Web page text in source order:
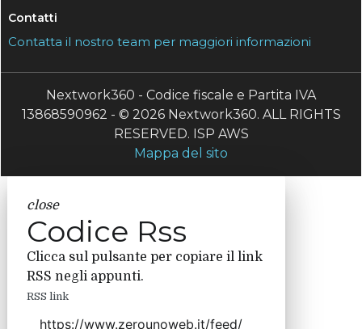
Contatti
Contatta il nostro team per maggiori informazioni
Nextwork360 - Codice fiscale e Partita IVA
13868590962 - © 2026 Nextwork360. ALL RIGHTS
RESERVED. ISP AWS
Mappa del sito
close
Codice Rss
Clicca sul pulsante per copiare il link
RSS negli appunti.
RSS link